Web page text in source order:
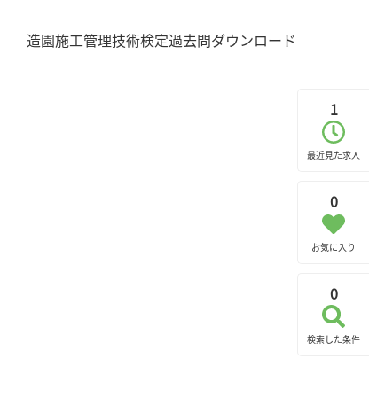
1
最近見た求人
0
お気に入り
0
検索した条件
造園施工管理技術検定過去問ダウンロード